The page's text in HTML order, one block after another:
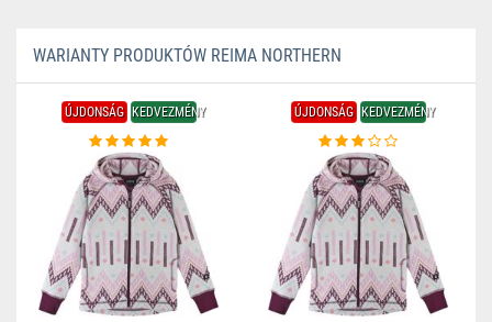
WARIANTY PRODUKTÓW REIMA NORTHERN
ÚJDONSÁG KEDVEZMÉNY ÚJDONSÁG KEDVEZMÉNY